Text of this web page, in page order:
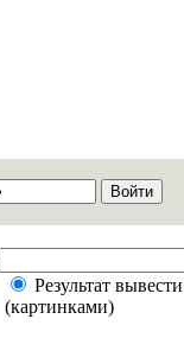
Результат
(картинками)